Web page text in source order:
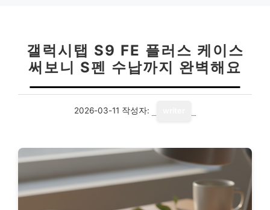
갤럭시탭 S9 FE 플러스 케이스
써보니 S펜 수납까지 완벽해요
2026-03-11 작성자: